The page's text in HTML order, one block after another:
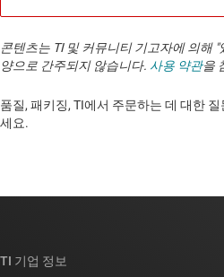
콘텐츠는 TI 및 커뮤니티 기고자에 의해
양으로 간주되지 않습니다. 사용 약관을
품질, 패키징, TI에서 주문하는 데 대한 질
세요. ​​​​​​​​​​​​​​
TI 기업 정보